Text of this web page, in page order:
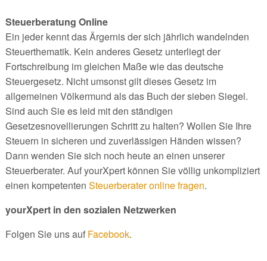
Steuerberatung Online
Ein jeder kennt das Ärgernis der sich jährlich wandelnden
Steuerthematik. Kein anderes Gesetz unterliegt der
Fortschreibung im gleichen Maße wie das deutsche
Steuergesetz. Nicht umsonst gilt dieses Gesetz im
allgemeinen Völkermund als das Buch der sieben Siegel.
Sind auch Sie es leid mit den ständigen
Gesetzesnovellierungen Schritt zu halten? Wollen Sie Ihre
Steuern in sicheren und zuverlässigen Händen wissen?
Dann wenden Sie sich noch heute an einen unserer
Steuerberater. Auf yourXpert können Sie völlig unkompliziert
einen kompetenten Steuerberater online fragen.
yourXpert in den sozialen Netzwerken
Folgen Sie uns auf Facebook.